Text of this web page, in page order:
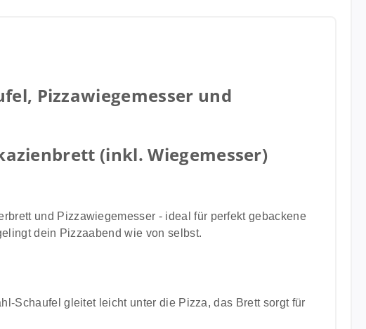
Pizzawiegemesser und
(inkl. Wiegemesser)
und Pizzawiegemesser - ideal für perfekt gebackene
dein Pizzaabend wie von selbst.
Schaufel gleitet leicht unter die Pizza, das Brett sorgt für